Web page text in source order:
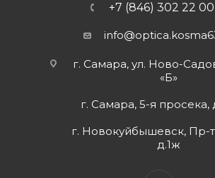
+7 (846) 302 22 00
г. Самара, ул. Ново-
«Б»
г. Самара, 5-я просека,
г. Новокуйбышевск, Пр-
д.1ж